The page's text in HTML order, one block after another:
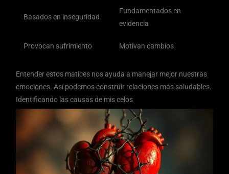
Basados en inseguridad
Fundamentados en
evidencia
Provocan sufrimiento Motivan cambios
Entender estos matices nos ayuda a manejar mejor nuestras
emociones. Así podemos construir relaciones más saludables.
Identificando las causas de mis celos